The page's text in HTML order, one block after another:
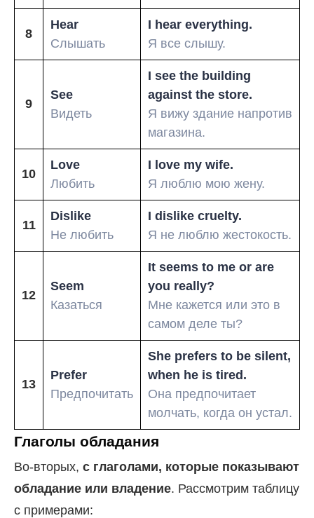
8
Hear
Слышать
I hear everything.
Я все слышу.
9
See
Видеть
I see the building
against the store.
Я вижу здание напротив
магазина.
10
Love
Любить
I love my wife.
Я люблю мою жену.
11
Dislike
Не любить
I dislike cruelty.
Я не люблю жестокость.
12
Seem
Казаться
It seems to me or are
you really?
Мне кажется или это в
самом деле ты?
13
Prefer
Предпочитать
She prefers to be silent,
when he is tired.
Она предпочитает
молчать, когда он устал.
Глаголы обладания
Во-вторых, с глаголами, которые показывают
обладание или владение. Рассмотрим таблицу
с примерами: